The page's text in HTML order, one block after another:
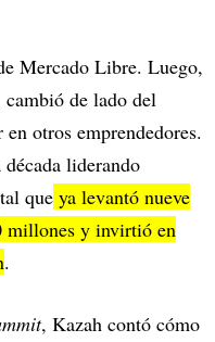
Mercado Libre. Luego,
cambió de lado del
otros emprendedores.
liderando
que ya levantó nueve
millones y invirtió en
.
, Kazah contó cómo